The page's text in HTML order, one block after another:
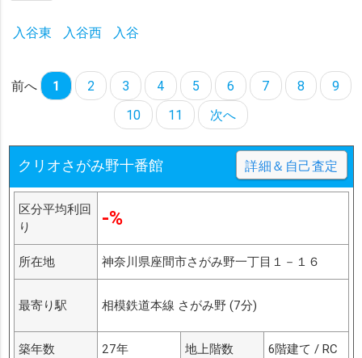
入谷東 入谷西 入谷
前へ 1 2 3 4 5 6 7 8
9
10
11 次へ
クリオさがみ野十番館 詳細＆自己査定
区分平均利回
り
-%
所在地 神奈川県座間市さがみ野一丁目１－１６
最寄り駅 相模鉄道本線 さがみ野 (7分)
築年数 27年 地上階数 6階建て / RC